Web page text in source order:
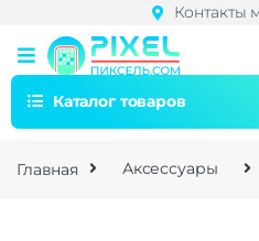
Контакты
Каталог товаров
Главная Аксессуары